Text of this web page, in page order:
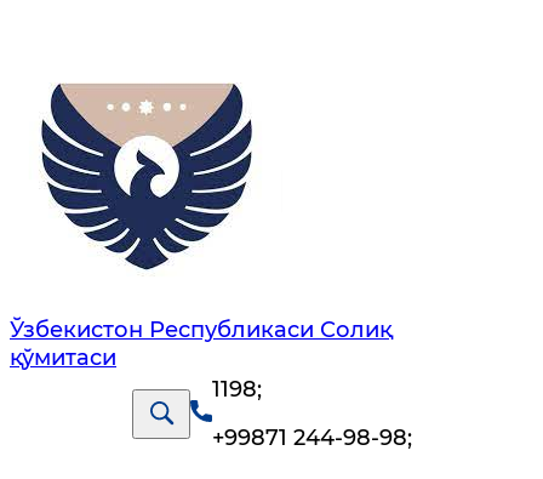
Ўзбекистон Республикаси Солиқ
қўмитаси
1198;
+99871 244-98-98;